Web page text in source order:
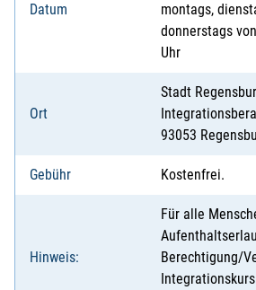
Datum
montags,
donnerstags
Uhr
Ort
Stadt
93053
Gebühr Kostenfrei.
Hinweis:
Für alle
Berechtigung/